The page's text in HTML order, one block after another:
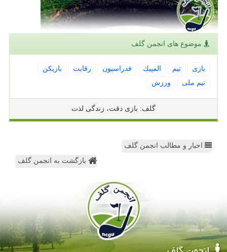
موضوع های انجمن گلف
بازی تیم المپیك فدراسیون رقابت
بازیكن
تیم ملی
ورزش
گلف: بازی دقت، زندگی لذت
اخبار و مطالب انجمن گلف
بازگشت به انجمن گلف